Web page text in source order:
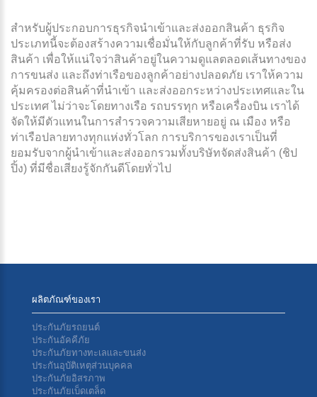
สำหรับผู้ประกอบการธุรกิจนำเข้าและส่งออกสินค้า ธุรกิจ
ประเภทนี้จะต้องสร้างความเชื่อมั่นให้กับลูกค้าที่รับ หรือส่ง
สินค้า เพื่อให้แน่ใจว่าสินค้าอยู่ในความดูแลตลอดเส้นทางของ
การขนส่ง และถึงท่าเรือของลูกค้าอย่างปลอดภัย เราให้ความ
คุ้มครองต่อสินค้าที่นำเข้า และส่งออกระหว่างประเทศและใน
ประเทศ ไม่ว่าจะโดยทางเรือ รถบรรทุก หรือเครื่องบิน เราได้
จัดให้มีตัวแทนในการสำรวจความเสียหายอยู่ ณ เมือง หรือ
ท่าเรือปลายทางทุกแห่งทั่วโลก การบริการของเราเป็นที่
ยอมรับจากผู้นำเข้าและส่งออกรวมทั้งบริษัทจัดส่งสินค้า (ชิป
ปิ้ง) ที่มีชื่อเสียงรู้จักกันดีโดยทั่วไป
ผลิตภัณฑ์ของเรา
ประกันภัยรถยนต์
ประกันอัคคีภัย
ประกันภัยทางทะเลเเละขนส่ง
ประกันอุบัติเหตุส่วนบุคคล
ประกันภัยอิสรภาพ
ประกันภัยเบ็ดเตล็ด